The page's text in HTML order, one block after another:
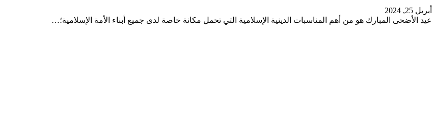
أبريل 25, 2024
عيد الأضحى المبارك هو من أهم المناسبات الدينية الإسلامية التي تحمل مكانة خاصة لدى جميع أبناء الأمة الإسلامية؛…